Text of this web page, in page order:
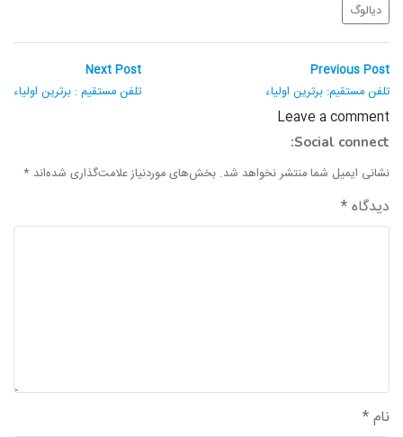
واحد علمی – درس عقیده
واحد علمی – فقه السنه
دیالوگ
راهبری
نوشته
Previous Post
Previous
post:
تلفن مستقیم: برترین اولیاء
Next Post
Next
تلفن مستقیم : برترین اولیاء
Leave a comment
Social connect:
نشانی ایمیل شما منتشر نخواهد شد. بخش‌های موردنیاز علامت‌گذاری شده‌اند *
دیدگاه*
نام*